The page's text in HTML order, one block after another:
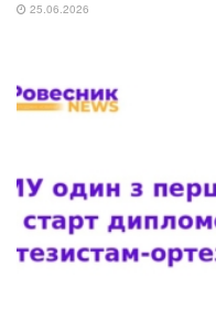
25.06.2026